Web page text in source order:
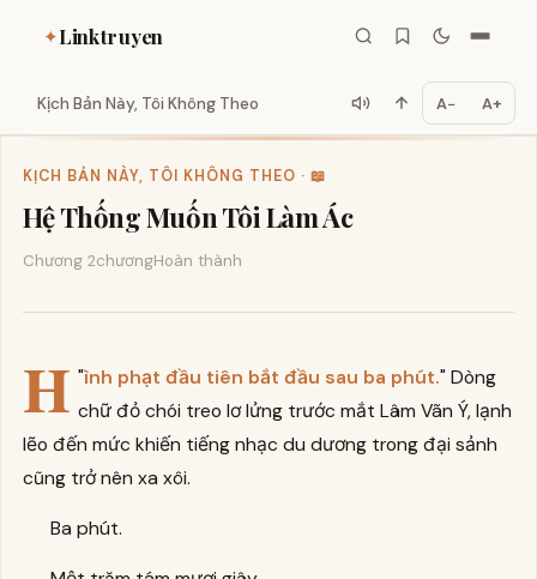
✦Linktruyen
Kịch Bản Này, Tôi Không Theo A− A+
KỊCH BẢN NÀY, TÔI KHÔNG THEO · 📖
Hệ Thống Muốn Tôi Làm Ác
Chương 2chươngHoàn thành
"
H ình phạt đầu tiên bắt đầu sau ba phút." Dòng
chữ đỏ chói treo lơ lửng trước mắt Lâm Vãn Ý, lạnh
lẽo đến mức khiến tiếng nhạc du dương trong đại sảnh
cũng trở nên xa xôi.
Ba phút.